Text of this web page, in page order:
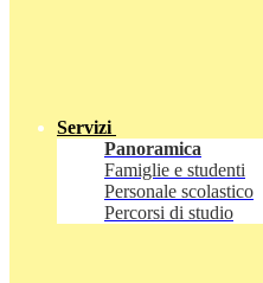
Servizi
Panoramica
Famiglie e studenti
Personale scolastico
Percorsi di studio